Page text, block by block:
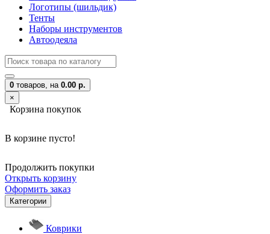
Логотипы (шильдик)
Тенты
Наборы инструментов
Автоодеяла
0 товаров, на 0.00 р.
×
Корзина покупок
В корзине пусто!
Продолжить покупки
Открыть корзину
Оформить заказ
Категории
Коврики